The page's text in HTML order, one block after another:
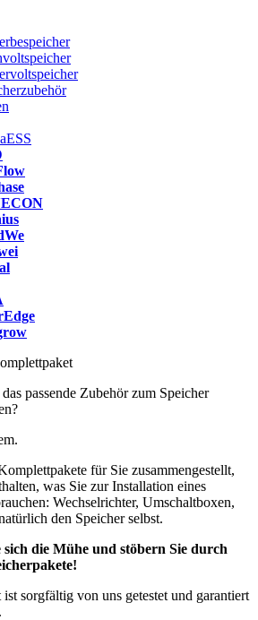
passende Zubehör zum Speicher
für Sie zusammengestellt,
was Sie zur Installation eines
Wechselrichter, Umschaltboxen,
den Speicher selbst.
sich die Mühe und stöbern Sie durch
ist sorgfältig von uns getestet und garantiert